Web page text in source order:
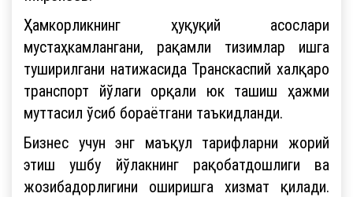
Ҳамкорликнинг ҳуқуқий асослари
мустаҳкамлангани, рақамли тизимлар ишга
туширилгани натижасида Транскаспий халқаро
транспорт йўлаги орқали юк ташиш ҳажми
муттасил ўсиб бораётгани таъкидланди.
Бизнес учун энг маъқул тарифларни жорий
этиш ушбу йўлакнинг рақобатдошлиги ва
жозибадорлигини оширишга хизмат қилади.